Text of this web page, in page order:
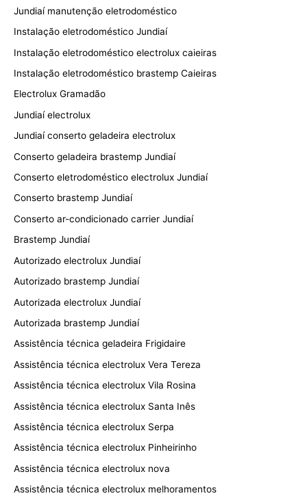
Jundiaí manutenção eletrodoméstico
Instalação eletrodoméstico Jundiaí
Instalação eletrodoméstico electrolux caieiras
Instalação eletrodoméstico brastemp Caieiras
Electrolux Gramadão
Jundiaí electrolux
Jundiaí conserto geladeira electrolux
Conserto geladeira brastemp Jundiaí
Conserto eletrodoméstico electrolux Jundiaí
Conserto brastemp Jundiaí
Conserto ar-condicionado carrier Jundiaí
Brastemp Jundiaí
Autorizado electrolux Jundiaí
Autorizado brastemp Jundiaí
Autorizada electrolux Jundiaí
Autorizada brastemp Jundiaí
Assistência técnica geladeira Frigidaire
Assistência técnica electrolux Vera Tereza
Assistência técnica electrolux Vila Rosina
Assistência técnica electrolux Santa Inês
Assistência técnica electrolux Serpa
Assistência técnica electrolux Pinheirinho
Assistência técnica electrolux nova
Assistência técnica electrolux melhoramentos